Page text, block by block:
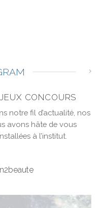
CONCOURS
notre fil d’actualité, nos
avons hâte de vous
à l’institut.